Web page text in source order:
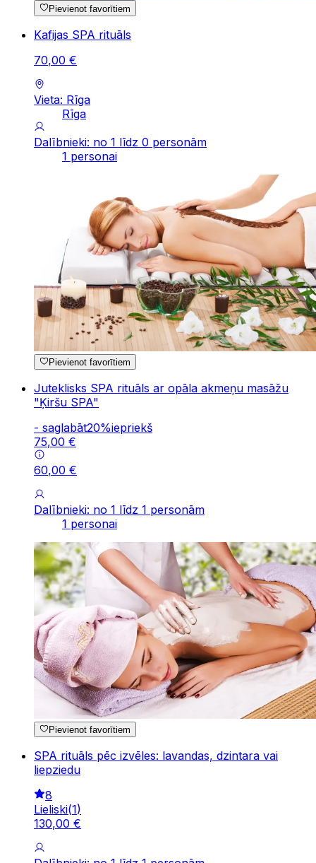
Pievienot favorītiem
Kafijas SPA rituāls
70,00 €
Vieta: Rīga
Rīga
Dalībnieki: no 1 līdz 0 personām
1 personai
Pievienot favorītiem
Juteklisks SPA rituāls ar opāla akmeņu masāžu
"Ķiršu SPA"
- saglabāt20%iepriekš
75,00 €
60,00 €
Dalībnieki: no 1 līdz 1 personām
1 personai
Pievienot favorītiem
SPA rituāls pēc izvēles: lavandas, dzintara vai
liepziedu
8
Lieliski(1)
130,00 €